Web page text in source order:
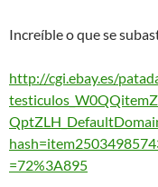
Increíble o que se
http://cgi.ebay.es/
=72%3A895